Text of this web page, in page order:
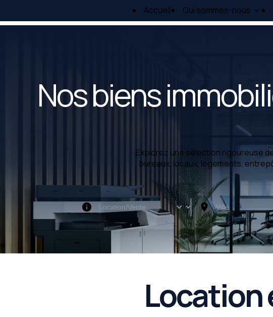
Accueil Qui sommes-nous
Nos biens
Explorez une sélection rigoureuse
bureaux, locaux, logements,
Location